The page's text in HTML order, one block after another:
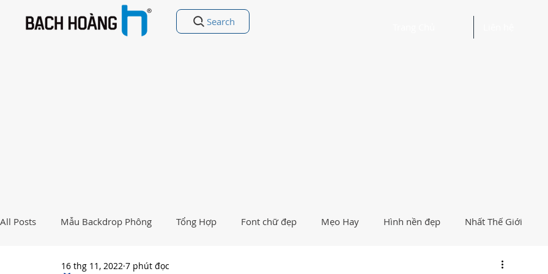
Search
All Posts Mẫu Backdrop Phông Tổng Hợp Font chữ đẹp Mẹo Hay Hình nền đẹp Nhất Thế Giới
Free Vectors Nhất Việt Nam Hướng Dẫn
16 thg 11, 2022 7 phút đọc